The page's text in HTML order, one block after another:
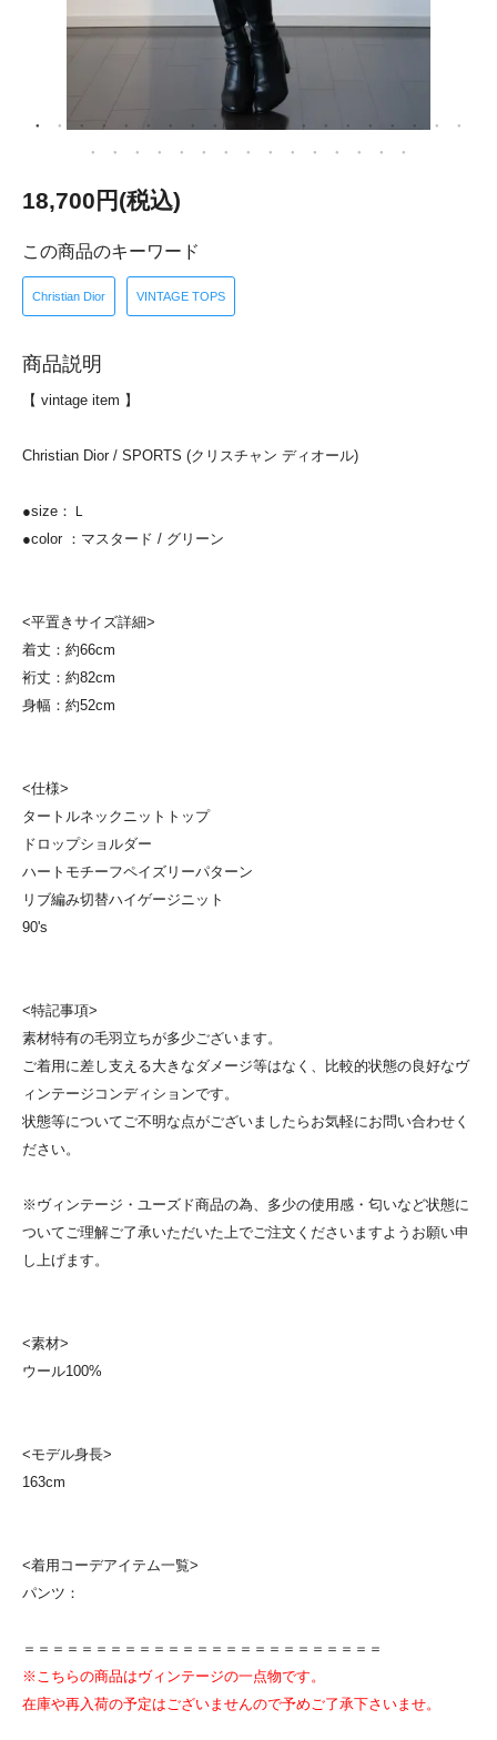
18,700円(税込)
この商品のキーワード
Christian Dior VINTAGE TOPS
商品説明
【 vintage item 】
Christian Dior / SPORTS (クリスチャン ディオール)
●size：Ｌ
●color ：マスタード / グリーン
<平置きサイズ詳細>
着丈：約66cm
裄丈：約82cm
身幅：約52cm
<仕様>
タートルネックニットトップ
ドロップショルダー
ハートモチーフペイズリーパターン
リブ編み切替ハイゲージニット
90's
<特記事項>
素材特有の毛羽立ちが多少ございます。
ご着用に差し支える大きなダメージ等はなく、比較的状態の良好なヴ
ィンテージコンディションです。
状態等についてご不明な点がございましたらお気軽にお問い合わせく
ださい。
※ヴィンテージ・ユーズド商品の為、多少の使用感・匂いなど状態に
ついてご理解ご了承いただいた上でご注文くださいますようお願い申
し上げます。
<素材>
ウール100%
<モデル身長>
163cm
<着用コーデアイテム一覧>
パンツ：
＝＝＝＝＝＝＝＝＝＝＝＝＝＝＝＝＝＝＝＝＝＝＝＝＝
※こちらの商品はヴィンテージの一点物です。
在庫や再入荷の予定はございませんので予めご了承下さいませ。